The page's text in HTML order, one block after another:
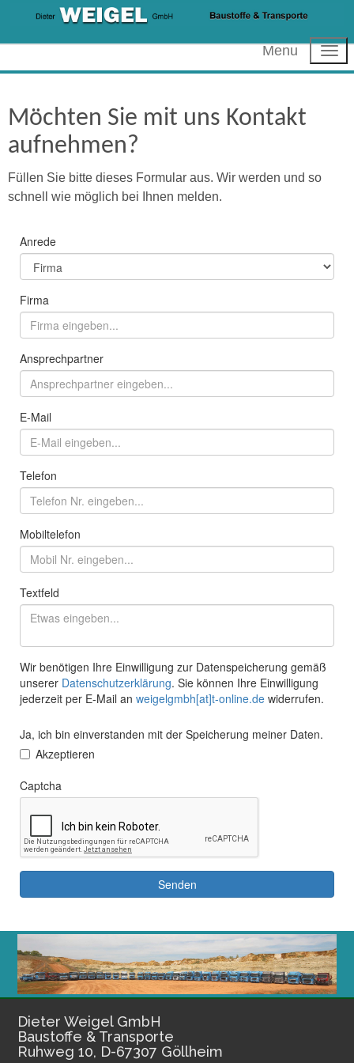
Menu
Möchten Sie mit uns Kontakt
aufnehmen?
Füllen Sie bitte dieses Formular aus. Wir werden und so
schnell wie möglich bei Ihnen melden.
Dieter Weigel GmbH
Baustoffe & Transporte
Ruhweg 10, D-67307 Göllheim